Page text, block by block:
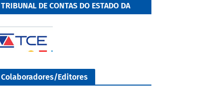
TRIBUNAL DE CONTAS DO ESTADO DA
Colaboradores/Editores